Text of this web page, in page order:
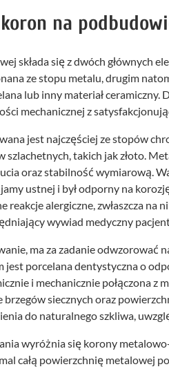
na
składa się z dwóch głównych
ze stopu metalu, drugim
lub inny materiał ceramiczny.
mechanicznej z
jest najczęściej ze stopów
szlachetnych, takich jak złoto.
oraz stabilność wymiarową.
ustnej i był odporny na
reakcje alergiczne, zwłaszcza na
wywiad medyczny
ma za zadanie odwzorować
jest porcelana dentystyczna o
i mechanicznie połączona z
siecznych oraz
do naturalnego szkliwa,
wyróżnia się korony
całą powierzchnię metalowej